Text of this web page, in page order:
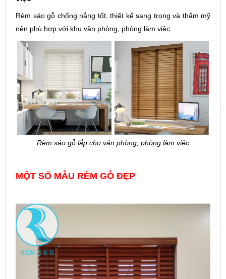
Rèm sáo gỗ chống nắng tốt, thiết kế sang trọng và thẩm mỹ
nên phù hợp với khu văn phòng, phòng làm việc.
Rèm sáo gỗ lắp cho văn phòng, phòng làm việc
MỘT SỐ MẪU RÈM GỖ ĐẸP